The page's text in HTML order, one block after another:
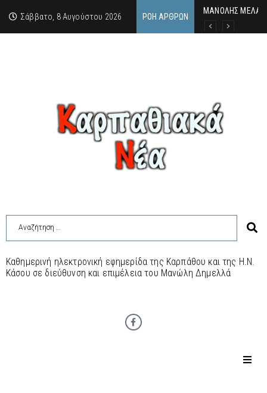
Σάββατο, 8 Αυγούστου 2026 ΡΟΉ ΆΡΘΡΩΝ
MΑΝΟΛΗΣ ΜΕΛΑΣ:
ΕΚΔΗΛΩΣΗ ΤΙΜΗΣ
Κάθε καλοκαίρι
Καθημερινή ηλεκτρονική εφημερίδα της Καρπάθου και της Η.Ν.
Κάσου σε διεύθυνση και επιμέλεια του Μανώλη Δημελλά